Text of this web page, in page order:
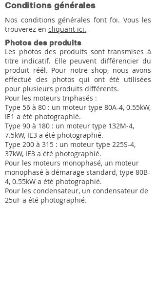
Conditions générales
Nos conditions générales font foi. Vous les
trouverez en cliquant ici.
Photos des produits
Les photos des produits sont transmises à
titre indicatif. Elle peuvent différencier du
produit réél. Pour notre shop, nous avons
effectué des photos qui ont été utilisées
pour plusieurs produits différents.
Pour les moteurs triphasés :
Type 56 à 80 : un moteur type 80A-4, 0.55kW,
IE1 a été photographié.
Type 90 à 180 : un moteur type 132M-4,
7.5kW, IE3 a été photographié.
Type 200 à 315 : un moteur type 225S-4,
37kW, IE3 a été photographié.
Pour les moteurs monophasé, un moteur
monophasé à démarage standard, type 80B-
4, 0.55kW a été photographié.
Pour les condensateur, un condensateur de
25uF a été photographié.